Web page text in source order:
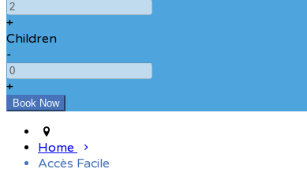
+
Children
-
+
Home
Accès Facile